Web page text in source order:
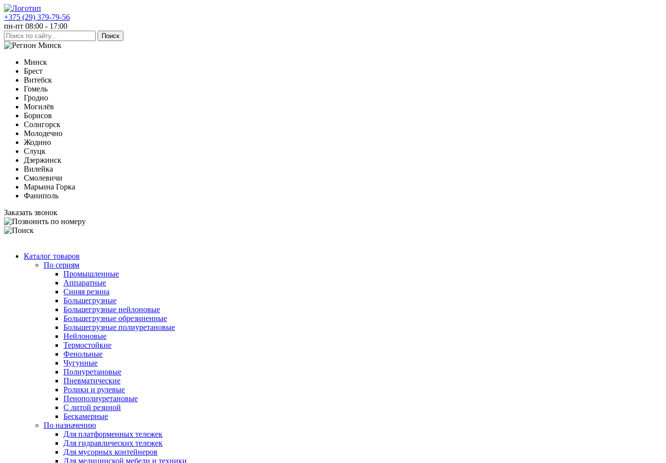
+375 (29) 379-79-56
пн-пт 08:00 - 17:00
Минск
Минск
Брест
Витебск
Гомель
Гродно
Могилёв
Борисов
Солигорск
Молодечно
Жодино
Слуцк
Дзержинск
Вилейка
Смолевичи
Марьина Горка
Фаниполь
Заказать звонок
Каталог товаров
По сериям
Промышленные
Аппаратные
Синяя резина
Большегрузные
Большегрузные нейлоновые
Большегрузные обрезиненные
Большегрузные полиуретановые
Нейлоновые
Термостойкие
Фенольные
Чугунные
Полиуретановые
Пневматические
Ролики и рулевые
Пенополиуретановые
С литой резиной
Бескамерные
По назначению
Для платформенных тележек
Для гидравлических тележек
Для мусорных контейнеров
Для медицинской мебели и техники